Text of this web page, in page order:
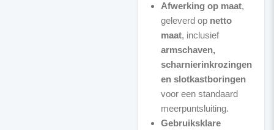
Afwerking op maat,
geleverd op netto
maat, inclusief
armschaven,
scharnierinkrozingen
en slotkastboringen
voor een standaard
meerpuntsluiting.
Gebruiksklare